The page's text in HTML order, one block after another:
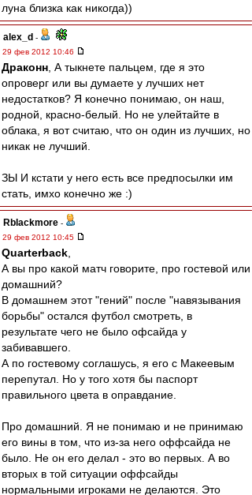
луна близка как никогда))
alex_d -
29 фев 2012 10:46
Драконн , А тыкнете пальцем, где я это
опроверг или вы думаете у лучших нет
недостатков? Я конечно понимаю, он наш,
родной, красно-белый. Но не улейтайте в
облака, я вот считаю, что он один из лучших, но
никак не лучший.
ЗЫ И кстати у него есть все предпосылки им
стать, имхо конечно же :)
Rblackmore -
29 фев 2012 10:45
Quarterback
А вы про какой матч говорите, про гостевой или
домашний?
В домашнем этот "гений" после "навязывания
борьбы" остался футбол смотреть, в
результате чего не было офсайда у
забивавшего.
А по гостевому соглашусь, я его с Макеевым
перепутал. Но у того хотя бы паспорт
правильного цвета в оправдание.
Про домашний. Я не понимаю и не принимаю
его вины в том, что из-за него оффсайда не
было. Не он его делал - это во первых. А во
вторых в той ситуации оффсайды
нормальными игроками не делаются. Это